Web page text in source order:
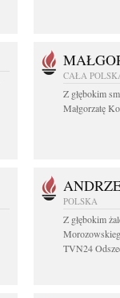
CAŁA
Z głębokim
Małgorzatę
POLSKA
Z głębokim
TVN24